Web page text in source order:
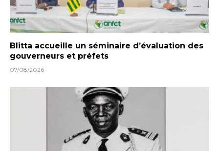
Blitta accueille un séminaire d’évaluation des
gouverneurs et préfets
07/08/2026